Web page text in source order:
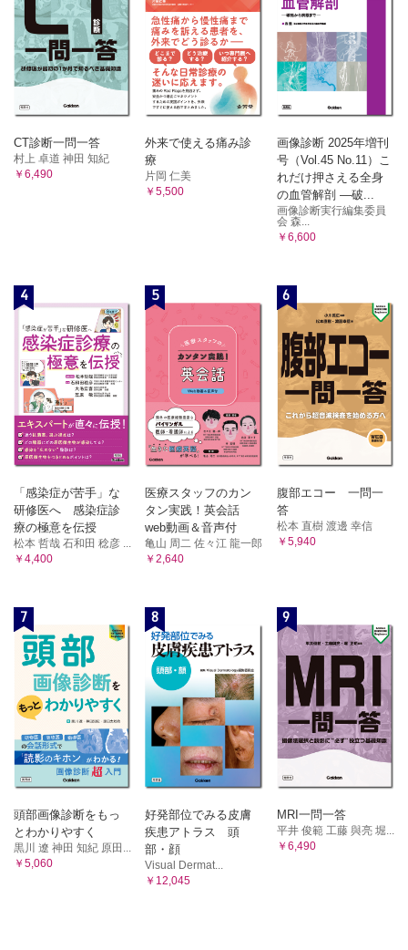
CT診断一問一答
村上 卓道 神田 知紀
￥6,490
外来で使える痛み診
療
片岡 仁美
￥5,500
画像診断 2025年増刊
号（Vol.45 No.11）こ
れだけ押さえる全身
の血管解剖 ―破...
画像診断実行編集委員
会 森...
￥6,600
4
「感染症が苦手」な
研修医へ 感染症診
療の極意を伝授
松本 哲哉 石和田 稔彦 ...
￥4,400
5
医療スタッフのカン
タン実践！英会話
web動画＆音声付
亀山 周二 佐々江 龍一郎
￥2,640
6
腹部エコー 一問一
答
松本 直樹 渡邊 幸信
￥5,940
7
頭部画像診断をもっ
とわかりやすく
黒川 遼 神田 知紀 原田...
￥5,060
8
好発部位でみる皮膚
疾患アトラス 頭
部・顔
Visual Dermat...
￥12,045
9
MRI一問一答
平井 俊範 工藤 與亮 堀...
￥6,490